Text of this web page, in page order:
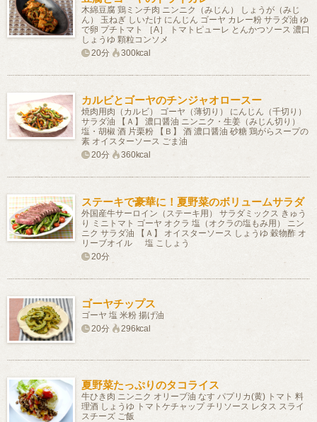
木綿豆腐 鶏ミンチ肉 ニンニク（みじん） しょうが（みじ
ん） 玉ねぎ しいたけ にんじん ゴーヤ カレー粉 サラダ油 ゆ
で卵 プチトマト ［A］ トマトピューレ とんかつソース 濃口
しょうゆ 顆粒コンソメ
20分
300kcal
カルビとゴーヤのチンジャオロースー
焼肉用肉（カルビ） ゴーヤ（薄切り） にんじん（千切り）
サラダ油 【Ａ】 濃口醤油 ニンニク・生姜（みじん切り）
塩・胡椒 酒 片栗粉 【Ｂ】 酒 濃口醤油 砂糖 鶏がらスープの
素 オイスターソース ごま油
20分
360kcal
ステーキで豪華に！夏野菜のボリュームサラダ
外国産牛サーロイン（ステーキ用） サラダミックス きゅう
り ミニトマト ゴーヤ オクラ 塩（オクラの塩もみ用） ニン
ニク サラダ油 【Ａ】 オイスターソース しょうゆ 穀物酢 オ
リーブオイル 塩 こしょう
20分
ゴーヤチップス
ゴーヤ 塩 米粉 揚げ油
20分
296kcal
夏野菜たっぷりのタコライス
牛ひき肉 ニンニク オリーブ油 なす パプリカ(黄) トマト 料
理酒 しょうゆ トマトケチャップ チリソース レタス スライ
スチーズ ご飯